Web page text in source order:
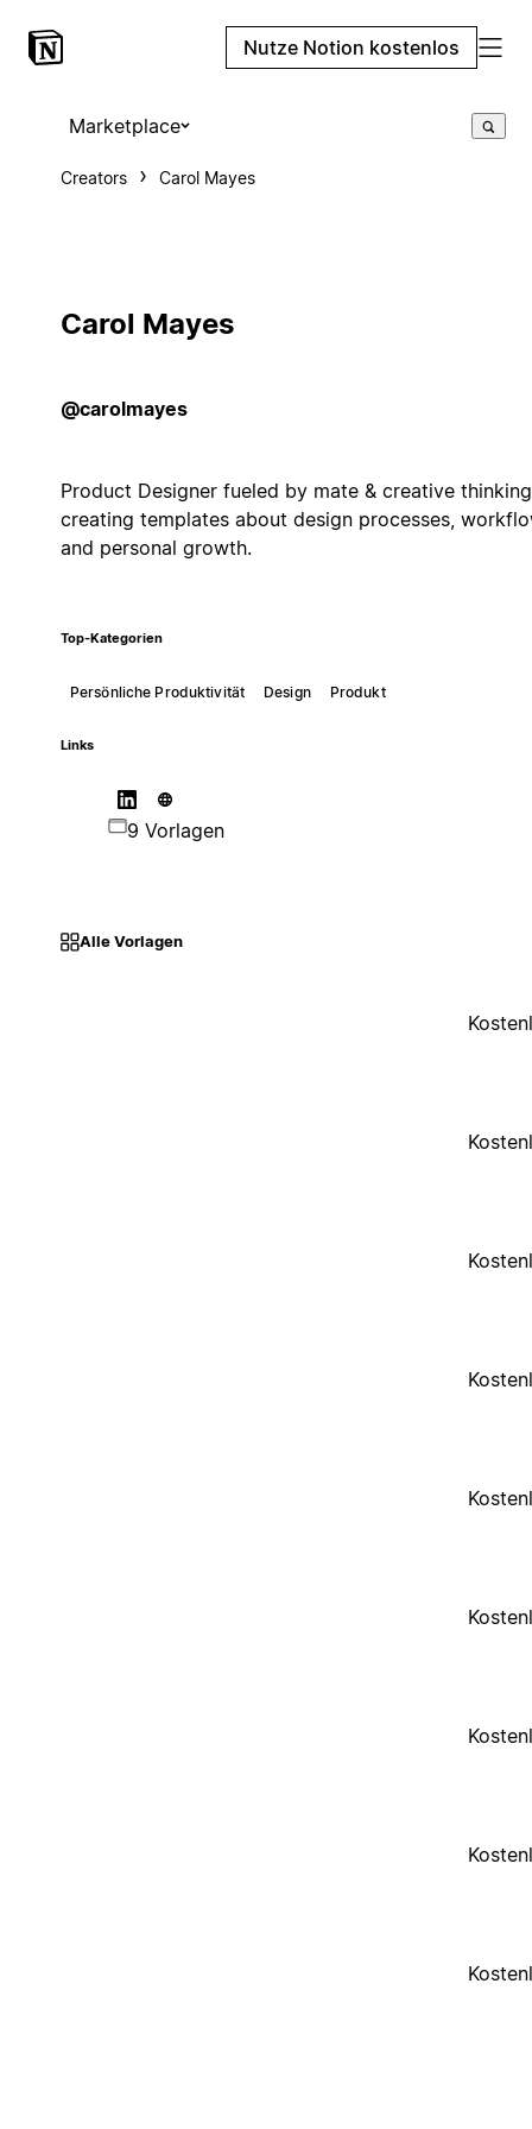
Nutze Notion kostenlos
Marketplace
Creators Carol Mayes
Carol Mayes
@carolmayes
Product Designer fueled by mate & creative thinking
creating templates about design processes,
and personal growth.
Top-Kategorien
Persönliche Produktivität Design Produkt
Links
9 Vorlagen
Alle Vorlagen